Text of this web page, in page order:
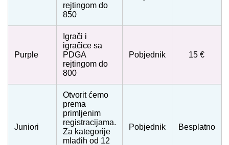
rejtingom do
850
Purple
Igrači i
igračice sa
PDGA
rejtingom do
800
Pobjednik 15 €
Juniori
Otvorit ćemo
prema
primljenim
registracijama.
Za kategorije
mlađih od 12
Pobjednik Besplatno